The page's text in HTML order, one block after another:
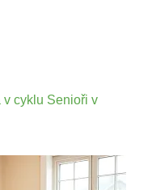
v cyklu Senioři v